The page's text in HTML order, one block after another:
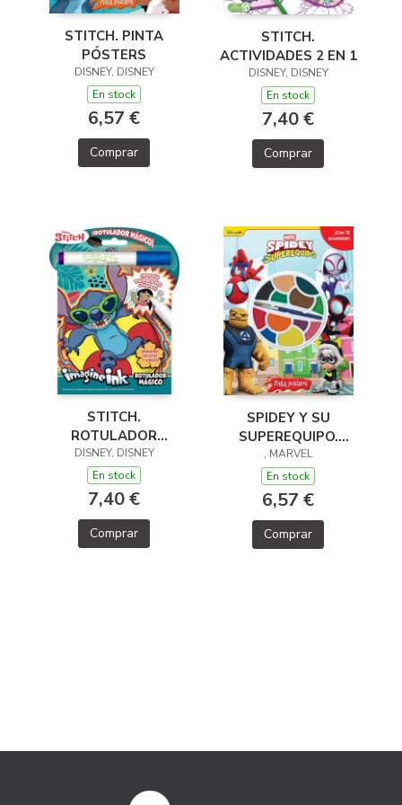
STITCH. PINTA
PÓSTERS
DISNEY, DISNEY
En stock
6,57 €
Comprar
STITCH.
ACTIVIDADES 2 EN 1
DISNEY, DISNEY
En stock
7,40 €
Comprar
STITCH.
ROTULADOR
MÁGICO
DISNEY, DISNEY
En stock
7,40 €
Comprar
SPIDEY Y SU
SUPEREQUIPO.
PINTA PÓSTERS
, MARVEL
En stock
6,57 €
Comprar